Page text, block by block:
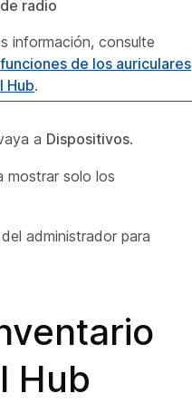
radio
información, consulte
de los auriculares
Hub.
a Dispositivos.
mostrar solo los
administrador para
Hub